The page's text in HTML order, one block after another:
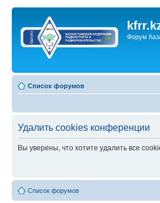
Форум
Список форумов
Удалить cookies конференции
Вы уверены, что хотите удалить все
Список форумов